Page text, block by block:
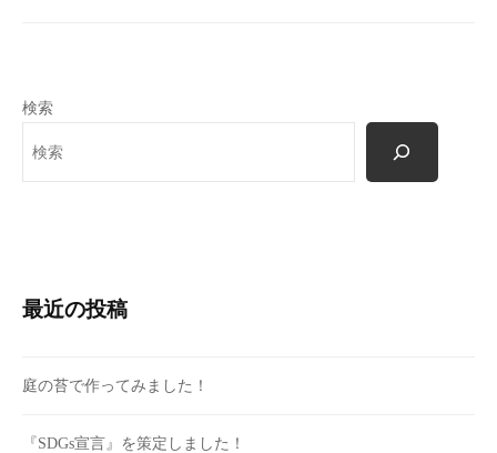
検索
最近の投稿
庭の苔で作ってみました！
『SDGs宣言』を策定しました！